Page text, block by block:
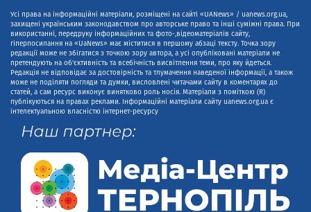
Усі права на інформаційні матеріали, розміщені на сайті «UANews» / uanews.org.ua,
захищені українським законодавством про авторське право та інші суміжні права. При
використанні, передруку інформаційних та фото-,відеоматеріалів сайту,
гіперпосилання на «UaNews» має міститися в першому абзаці тексту. Точка зору
редакції може не збігатися з точкою зору автора, а усі опубліковані матеріали не
претендують на об'єктивність та всебічність висвітлення теми, про яку йдеться.
Редакція не відповідає за достовірність та тлумачення наведеної інформації, а також
може не поділяти погляди та думки, висловлені читачами сайту в коментарях до
статей, а сам ресурс виконує винятково роль носія. Матеріали з поміткою (R)
публікуються на правах реклами. Інформаційні матеріали сайту uanews.org.ua є
інтелектуальною власністю інтернет-ресурсу